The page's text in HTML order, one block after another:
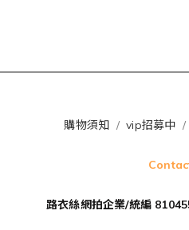
購物須知 /vip招募中
路衣絲網拍企業/統編